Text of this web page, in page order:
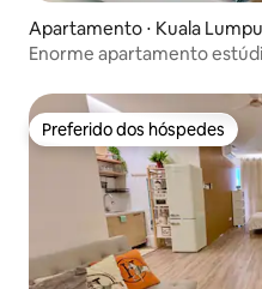
Apartamento ⋅ Kuala
Enorme apartamento
Preferido dos hóspedes
Preferido dos hóspedes